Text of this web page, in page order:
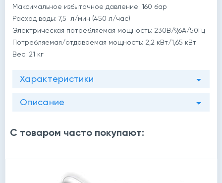
Максимальное избыточное давление: 160 бар
Расход воды: 7,5 л/мин (450 л/час)
Электрическая потребляемая мощность: 230В/9,6А/50Гц
Потребляемая/отдаваемая мощность: 2,2 кВт/1,65 кВт
Вес: 21 кг
Характеристики
Описание
С товаром часто покупают: